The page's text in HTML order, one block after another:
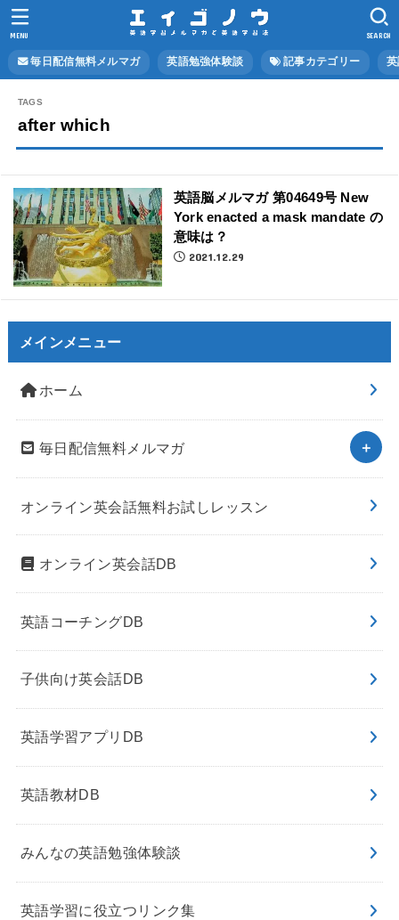
毎日配信無料メルマガ 英語勉強体験談 記事カテゴリー
SEARCH
MENU
after which
英語脳メルマガ 第04649号 New
York enacted a mask mandate の
意味は？
2021.12.29
メインメニュー
ホーム
毎日配信無料メルマガ
オンライン英会話無料お試しレッスン
オンライン英会話DB
英語コーチングDB
子供向け英会話DB
英語学習アプリDB
英語教材DB
みんなの英語勉強体験談
英語学習に役立つリンク集